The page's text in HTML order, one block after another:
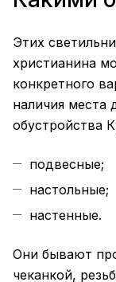
Этих
христианина
конкретного
наличия места
обустройства
подвесные;
настольные;
настенные.
Они бывают
чеканкой,